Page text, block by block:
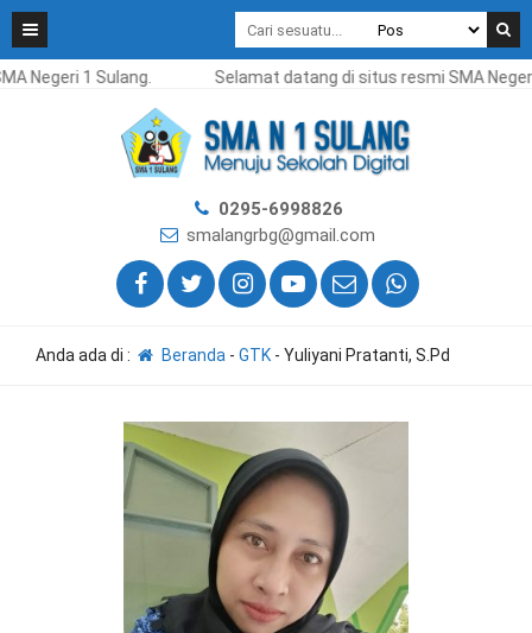
Negeri 1 Sulang. Selamat datang di situs resmi SMA
0295-6998826
smalangrbg@gmail.com
Anda ada di : Beranda - GTK- Yuliyani Pratanti, S.Pd